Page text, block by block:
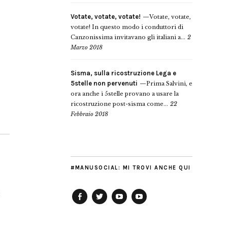
Votate, votate, votate!
Votate, votate,
votate! In questo modo i conduttori di
Canzonissima invitavano gli italiani a... 2
Marzo 2018
Sisma, sulla ricostruzione Lega e
5stelle non pervenuti
Prima Salvini, e
ora anche i 5stelle provano a usare la
ricostruzione post-sisma come... 22
Febbraio 2018
#MANUSOCIAL: MI TROVI ANCHE QUI